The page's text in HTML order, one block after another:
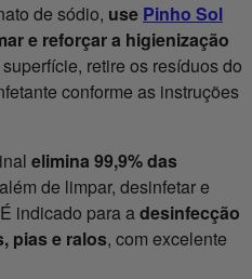
de sódio, use Pinho Sol
e reforçar a higienização
retire os resíduos do
conforme as instruções
elimina 99,9% das
de limpar, desinfetar e
indicado para adesinfecção
pias e ralos, com excelente